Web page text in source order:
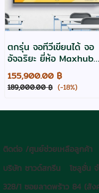
ตกรุ่น จอทีวีเขียนได้ จอ
อัจฉริยะ ยี่ห้อ Maxhub
รุ่น U8630 Interactive
touch screen
155,900.00 ฿
189,000.00 ฿ (-18%)
ติดต่อ /ศูนย์ช่วยเหลือลูกค้า
บริษัท ซาวด์สกรีน โซลูชั่น
328/1 ซอยลาดพร้าว 84 (สัง